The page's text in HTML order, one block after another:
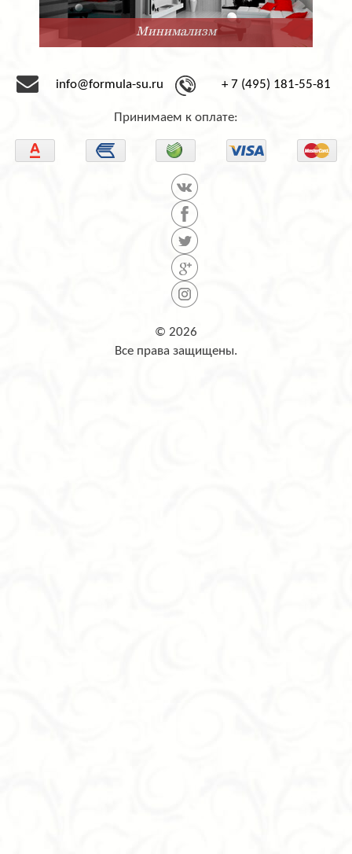
Минимализм
info@formula-su.ru + 7 (495) 181-55-81
Принимаем к оплате:
© 2026
Все права защищены.